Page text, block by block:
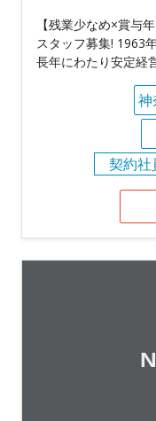
【残業少なめ×賞与
スタッフ募集! 1963
長年にわたり安定経
神
契約社